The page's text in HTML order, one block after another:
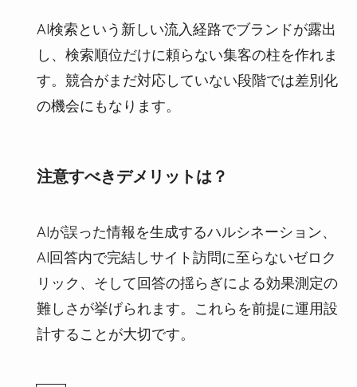
AI検索という新しい流入経路でブランドが露出
し、検索順位だけに頼らない集客の柱を作れま
す。競合がまだ対応していない段階では差別化
の機会にもなります。
注意すべきデメリットは？
AIが誤った情報を生成するハルシネーション、
AI回答内で完結しサイト訪問に至らないゼロク
リック、そして回答の揺らぎによる効果測定の
難しさが挙げられます。これらを前提に運用設
計することが大切です。